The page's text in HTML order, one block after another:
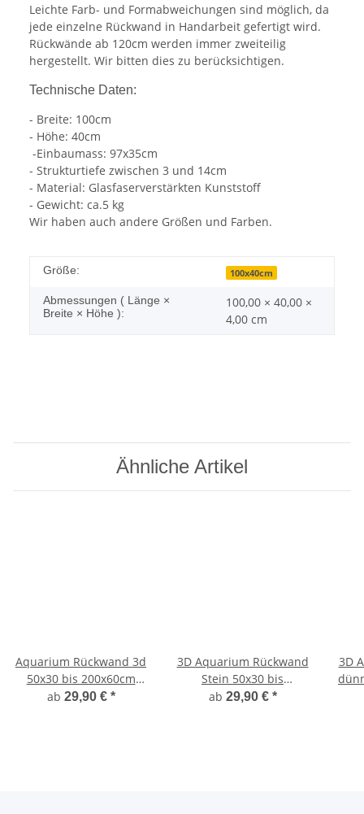
Leichte Farb- und Formabweichungen sind möglich, da
jede einzelne Rückwand in Handarbeit gefertigt wird.
Rückwände ab 120cm werden immer zweiteilig
hergestellt. Wir bitten dies zu berücksichtigen.
Technische Daten:
- Breite: 100cm
- Höhe: 40cm
-Einbaumass: 97x35cm
- Strukturtiefe zwischen 3 und 14cm
- Material: Glasfaserverstärkten Kunststoff
- Gewicht: ca.5 kg
Wir haben auch andere Größen und Farben.
Größe: 100x40cm
Abmessungen ( Länge ×
Breite × Höhe ):
100,00 × 40,00 ×
4,00 cm
Ähnliche Artikel
Aquarium Rückwand 3d
50x30 bis 200x60cm
Terrarien Fels Wurzel
ab 29,90 € *
3D Aquarium Rückwand
Stein 50x30 bis
200x60cm
ab 29,90 € *
3D